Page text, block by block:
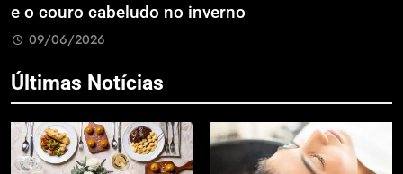
e o couro cabeludo no inverno
09/06/2026
Últimas Notícias